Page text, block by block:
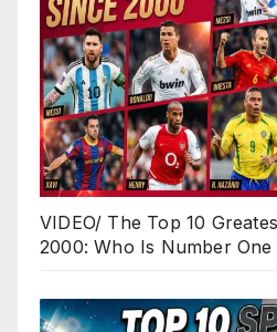
VIDEO/ The Top 10
2000: Who Is Number One